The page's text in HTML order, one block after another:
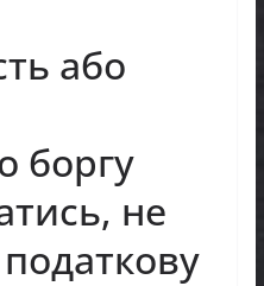
або
боргу
не